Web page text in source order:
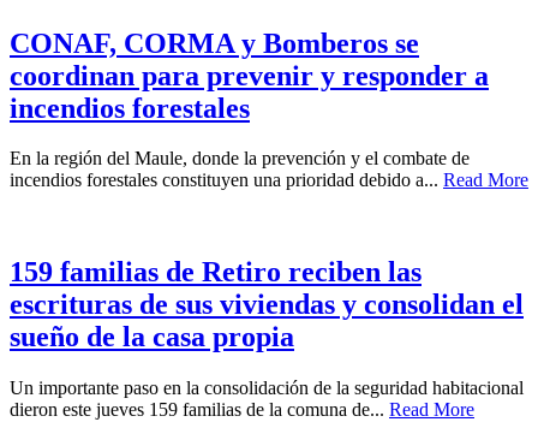
CONAF, CORMA y Bomberos se
coordinan para prevenir y responder a
incendios forestales
En la región del Maule, donde la prevención y el combate de
incendios forestales constituyen una prioridad debido a... Read More
159 familias de Retiro reciben las
escrituras de sus viviendas y consolidan el
sueño de la casa propia
Un importante paso en la consolidación de la seguridad habitacional
dieron este jueves 159 familias de la comuna de... Read More